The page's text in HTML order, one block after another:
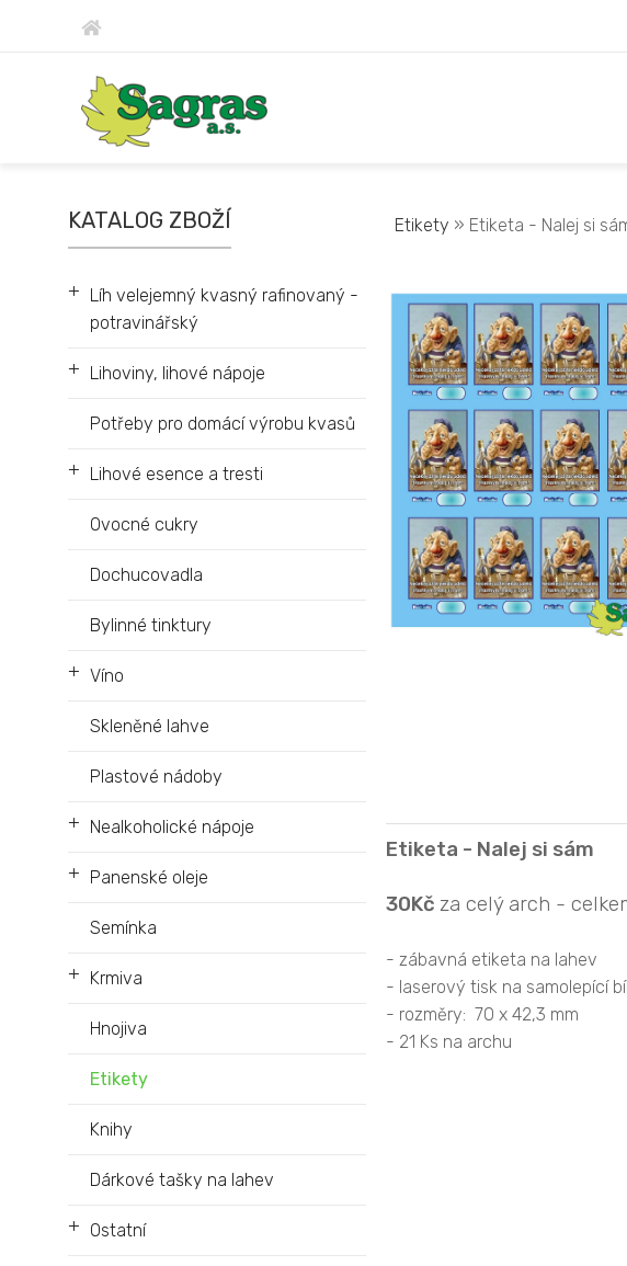
KATALOG ZBOŽÍ
+ Líh velejemný kvasný rafinovaný -
potravinářský
+ Lihoviny, lihové nápoje
Potřeby pro domácí výrobu kvasů
+ Lihové esence a tresti
Ovocné cukry
Dochucovadla
Bylinné tinktury
+ Víno
Skleněné lahve
Plastové nádoby
+ Nealkoholické nápoje
+ Panenské oleje
Semínka
+ Krmiva
Hnojiva
Etikety
Knihy
Dárkové tašky na lahev
+ Ostatní
Etikety » Etiketa - Nalej si
Etiketa - Nalej si sám
30Kč za celý arch -
- zábavná etiketa na lahev
- laserový tisk na samolepící
- rozměry: 70 x 42,3 mm
- 21 Ks na archu